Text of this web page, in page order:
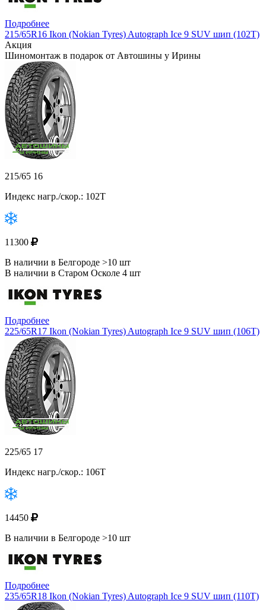
Подробнее
215/65R16 Ikon (Nokian Tyres) Autograph Ice 9 SUV шип (102T)
Акция
Шиномонтаж в подарок от Автошины у Ирины
215/65 16
Индекс нагр./скор.: 102T
11300
В наличии в Белгороде >10 шт
В наличии в Старом Осколе 4 шт
Подробнее
225/65R17 Ikon (Nokian Tyres) Autograph Ice 9 SUV шип (106T)
225/65 17
Индекс нагр./скор.: 106T
14450
В наличии в Белгороде >10 шт
Подробнее
235/65R18 Ikon (Nokian Tyres) Autograph Ice 9 SUV шип (110T)